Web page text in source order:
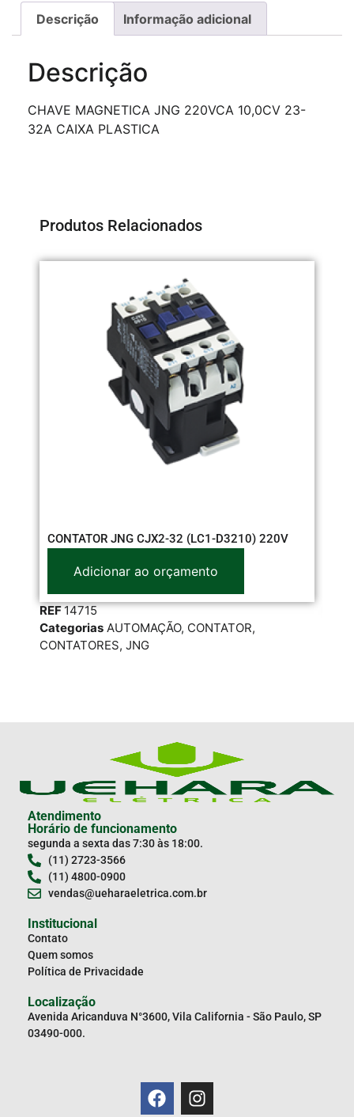
Descrição Informação adicional
Descrição
CHAVE MAGNETICA JNG 220VCA 10,0CV 23-
32A CAIXA PLASTICA
Produtos Relacionados
CONTATOR JNG CJX2-32 (LC1-D3210) 220V
Adicionar ao orçamento
REF14715
Categorias AUTOMAÇÃO, CONTATOR,
CONTATORES, JNG
Atendimento
Horário de funcionamento
segunda a sexta das 7:30 às 18:00.
(11) 2723-3566
(11) 4800-0900
vendas@ueharaeletrica.com.br
Institucional
Contato
Quem somos
Política de Privacidade
Localização
Avenida Aricanduva N°3600, Vila California - São Paulo, SP
03490-000.